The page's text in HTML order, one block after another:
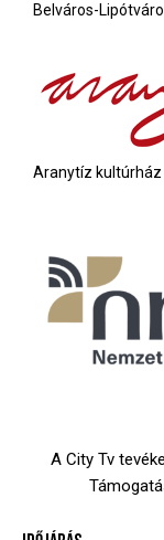
Belváros-
Aranytíz kultúrház
A City Tv